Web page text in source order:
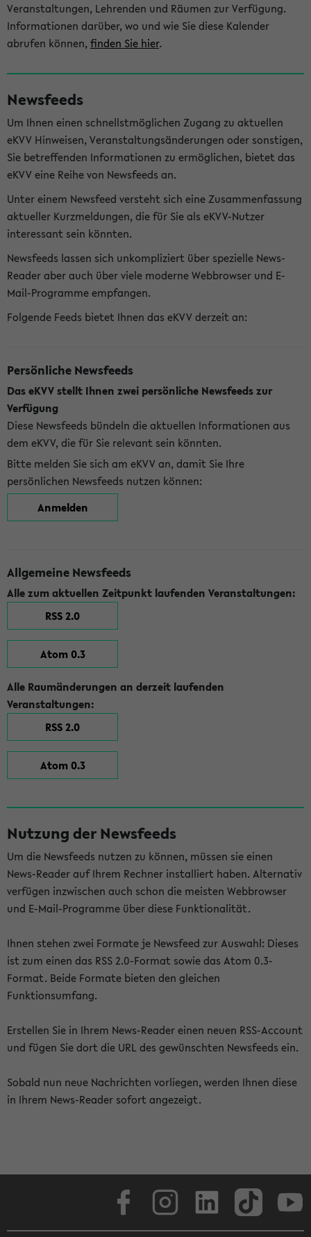
Veranstaltungen, Lehrenden und Räumen zur Verfügung.
Informationen darüber, wo und wie Sie diese Kalender
abrufen können, finden Sie hier.
Newsfeeds
Um Ihnen einen schnellstmöglichen Zugang zu aktuellen
eKVV Hinweisen, Veranstaltungsänderungen oder sonstigen,
Sie betreffenden Informationen zu ermöglichen, bietet das
eKVV eine Reihe von Newsfeeds an.
Unter einem Newsfeed versteht sich eine Zusammenfassung
aktueller Kurzmeldungen, die für Sie als eKVV-Nutzer
interessant sein könnten.
Newsfeeds lassen sich unkompliziert über spezielle News-
Reader aber auch über viele moderne Webbrowser und E-
Mail-Programme empfangen.
Folgende Feeds bietet Ihnen das eKVV derzeit an:
Persönliche Newsfeeds
Das eKVV stellt Ihnen zwei persönliche Newsfeeds zur
Verfügung
Diese Newsfeeds bündeln die aktuellen Informationen aus
dem eKVV, die für Sie relevant sein könnten.
Bitte melden Sie sich am eKVV an, damit Sie Ihre
persönlichen Newsfeeds nutzen können:
Anmelden
Allgemeine Newsfeeds
Alle zum aktuellen Zeitpunkt laufenden Veranstaltungen:
RSS 2.0
Atom 0.3
Alle Raumänderungen an derzeit laufenden
Veranstaltungen:
RSS 2.0
Atom 0.3
Nutzung der Newsfeeds
Um die Newsfeeds nutzen zu können, müssen sie einen
News-Reader auf Ihrem Rechner installiert haben. Alternativ
verfügen inzwischen auch schon die meisten Webbrowser
und E-Mail-Programme über diese Funktionalität.
Ihnen stehen zwei Formate je Newsfeed zur Auswahl: Dieses
ist zum einen das RSS 2.0-Format sowie das Atom 0.3-
Format. Beide Formate bieten den gleichen
Funktionsumfang.
Erstellen Sie in Ihrem News-Reader einen neuen RSS-Account
und fügen Sie dort die URL des gewünschten Newsfeeds ein.
Sobald nun neue Nachrichten vorliegen, werden Ihnen diese
in Ihrem News-Reader sofort angezeigt.